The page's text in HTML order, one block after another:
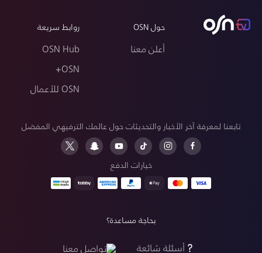
حول OSN
أعلن معنا
روابط سريعة
OSN Hub
OSN+
OSN للأعمال
تابعنا لمعرفة آخر الأخبار والتحديثات حول عالمك الترفيهي المفضل
خيارات الدفع
بحاجة مساعدة؟
أسئلة شائعة تواصل معنا